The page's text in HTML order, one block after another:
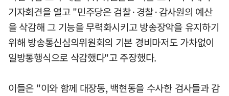
기자회견을 열고 "민주당은 검찰·경찰·감사원의 예산
을 삭감해 그 기능을 무력화시키고 방송장악을 유지하기
위해 방송통신심의위원회의 기본 경비마저도 가차없이
일방통행식으로 삭감했다"고 주장했다.
이들은 "이와 함께 대장동, 백현동을 수사한 검사들과 감